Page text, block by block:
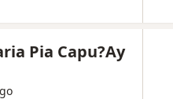
Pia Capu?Ay